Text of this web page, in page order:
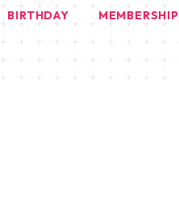
BIRTHDAY MEMBERSHIP